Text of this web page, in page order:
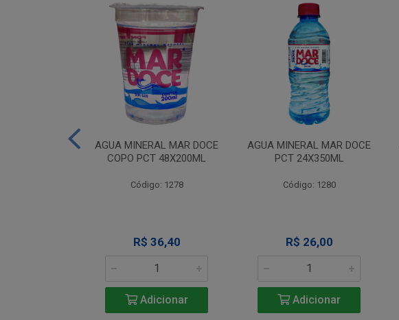
AGUA MINERAL MAR DOCE
COPO PCT 48X200ML
Código: 1278
R$ 36,40
Adicionar
AGUA MINERAL MAR DOCE
PCT 24X350ML
Código: 1280
R$ 26,00
Adicionar